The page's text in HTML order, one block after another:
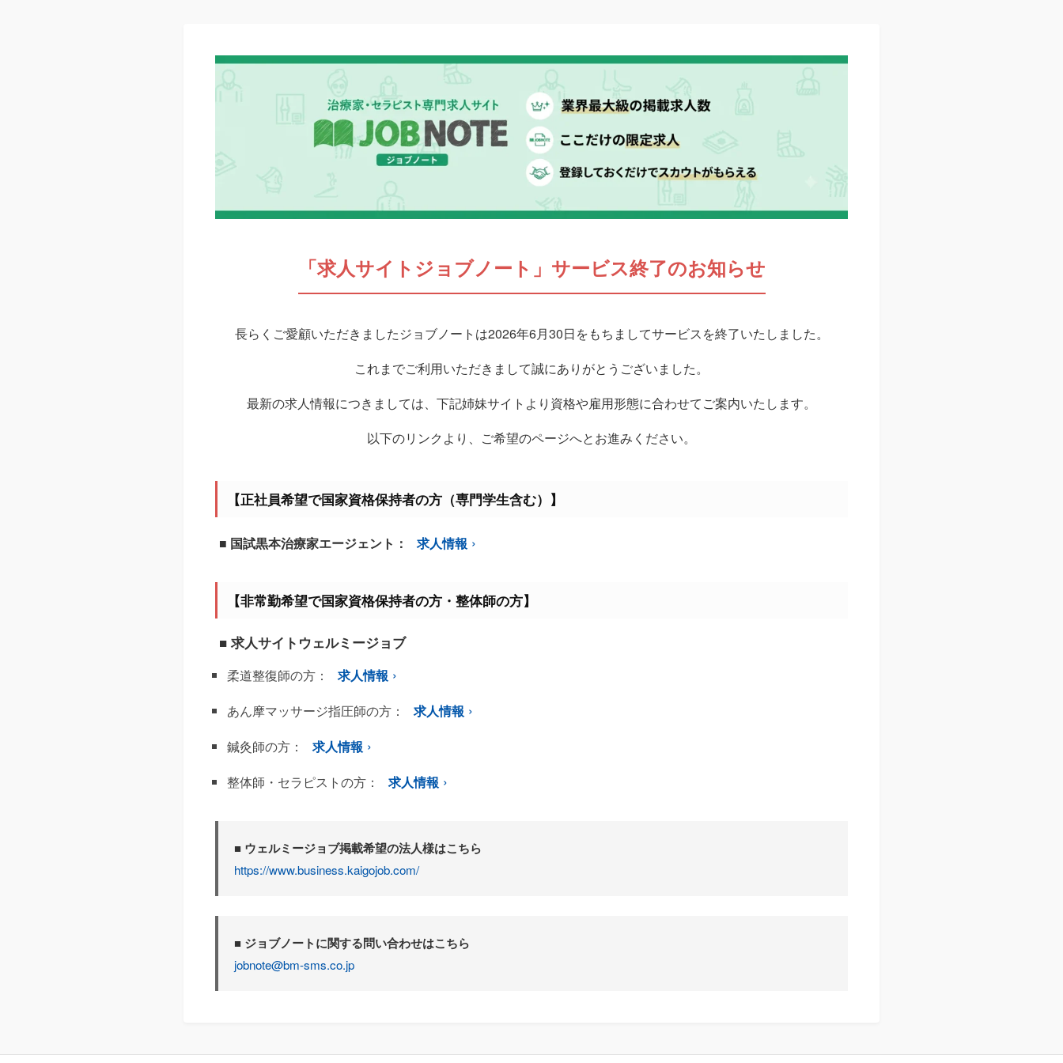
「求人サイトジョブノート」サービス終了のお知らせ
長らくご愛顧いただきましたジョブノートは2026年6月30日をもちましてサービスを終了いたしました。
これまでご利用いただきまして誠にありがとうございました。
最新の求人情報につきましては、下記姉妹サイトより資格や雇用形態に合わせてご案内いたします。
以下のリンクより、ご希望のページへとお進みください。
【正社員希望で国家資格保持者の方（専門学生含む）】
■ 国試黒本治療家エージェント： 求人情報
【非常勤希望で国家資格保持者の方・整体師の方】
■ 求人サイトウェルミージョブ
柔道整復師の方：
求人情報
あん摩マッサージ指圧師の方：
求人情報
鍼灸師の方：
求人情報
整体師・セラピストの方：
求人情報
■ ウェルミージョブ掲載希望の法人様はこちら
https://www.business.kaigojob.com/
■ ジョブノートに関する問い合わせはこちら
jobnote@bm-sms.co.jp